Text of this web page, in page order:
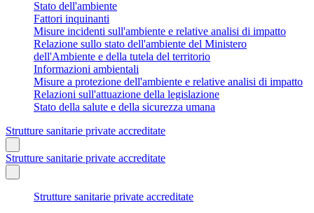
Stato dell'ambiente
Fattori inquinanti
Misure incidenti sull'ambiente e relative analisi di impatto
Relazione sullo stato dell'ambiente del Ministero
dell'Ambiente e della tutela del territorio
Informazioni ambientali
Misure a protezione dell'ambiente e relative analisi di impatto
Relazioni sull'attuazione della legislazione
Stato della salute e della sicurezza umana
Strutture sanitarie private accreditate
Strutture sanitarie private accreditate
Strutture sanitarie private accreditate